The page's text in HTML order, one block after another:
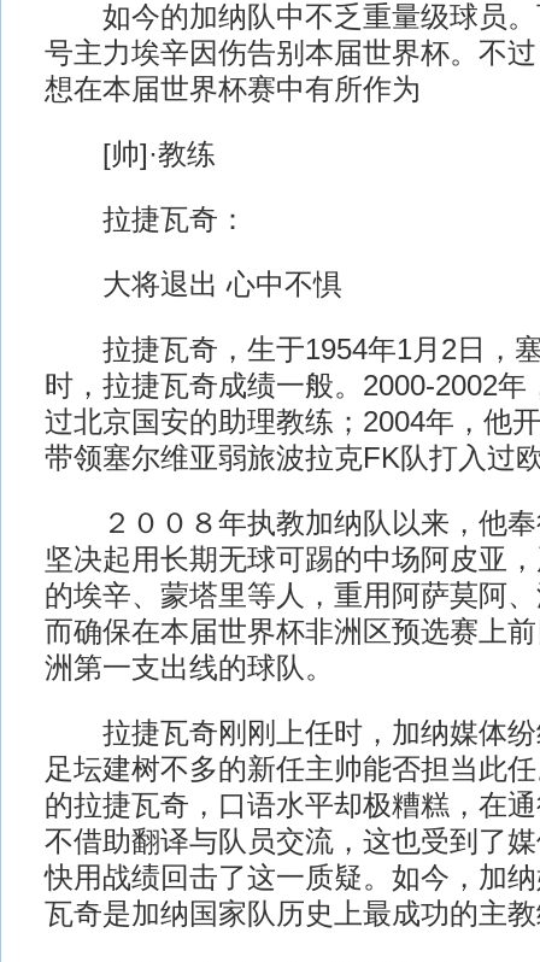
如今的加纳队中不乏重量级球员。
号主力埃辛因伤告别本届世界杯。不
想在本届世界杯赛中有所作为
[帅]·教练
拉捷瓦奇：
大将退出 心中不惧
拉捷瓦奇，生于1954年1月2日，
时，拉捷瓦奇成绩一般。2000-2002年
过北京国安的助理教练；2004年，他
带领塞尔维亚弱旅波拉克FK队打入过
２００８年执教加纳队以来，他奉
坚决起用长期无球可踢的中场阿皮亚
的埃辛、蒙塔里等人，重用阿萨莫阿
而确保在本届世界杯非洲区预选赛上
洲第一支出线的球队。
拉捷瓦奇刚刚上任时，加纳媒体纷
足坛建树不多的新任主帅能否担当此
的拉捷瓦奇，口语水平却极糟糕，在
不借助翻译与队员交流，这也受到了
快用战绩回击了这一质疑。如今，加
瓦奇是加纳国家队历史上最成功的主